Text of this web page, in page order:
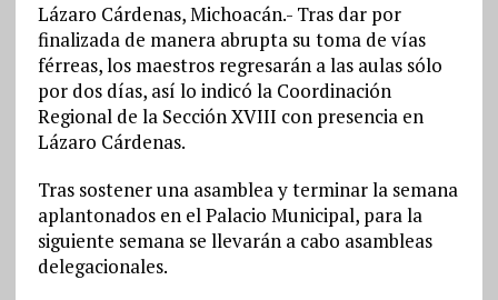
Lázaro Cárdenas, Michoacán.- Tras dar por
finalizada de manera abrupta su toma de vías
férreas, los maestros regresarán a las aulas sólo
por dos días, así lo indicó la Coordinación
Regional de la Sección XVIII con presencia en
Lázaro Cárdenas.
Tras sostener una asamblea y terminar la semana
aplantonados en el Palacio Municipal, para la
siguiente semana se llevarán a cabo asambleas
delegacionales.